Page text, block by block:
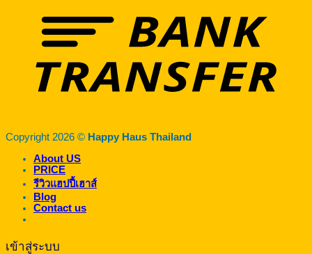
Copyright 2026 © Happy Haus Thailand
About US
PRICE
รีวิวแฮปปี้เฮาส์
Blog
Contact us
เข้าสู่ระบบ